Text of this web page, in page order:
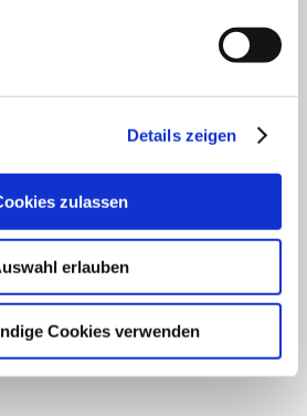
Details zeigen
zulassen
erlauben
Cookies verwenden
die dieses Produkt gekauft haben, dürfen
Schattenbildern